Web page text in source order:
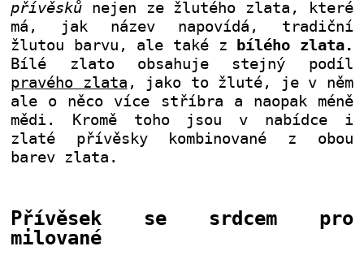
přívěsků nejen ze žlutého zlata, které
má, jak název napovídá, tradiční
žlutou barvu, ale také z
bílého zlata.
Bílé zlato obsahuje stejný podíl
pravého zlata , jako to žluté, je v něm
ale o něco více stříbra a naopak méně
mědi. Kromě toho jsou v nabídce i
zlaté přívěsky kombinované z obou
barev zlata.
Přívěsek se srdcem pro
milované